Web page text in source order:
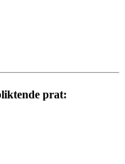
prat: